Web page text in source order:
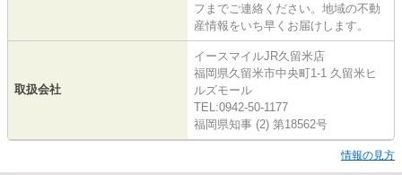
フまでご連絡ください。地域の不動
産情報をいち早くお届けします。
取扱会社
イースマイルJR久留米店
福岡県久留米市中央町1-1 久留米ヒ
ルズモール
TEL:0942-50-1177
福岡県知事 (2) 第18562号
情報の見方